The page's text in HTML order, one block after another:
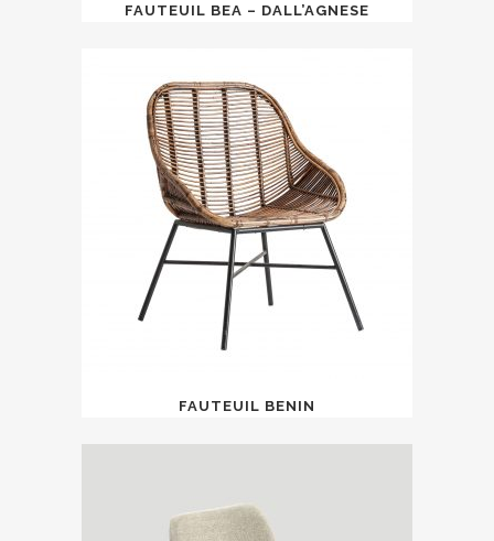
FAUTEUIL BEA – DALL’AGNESE
FAUTEUIL BENIN